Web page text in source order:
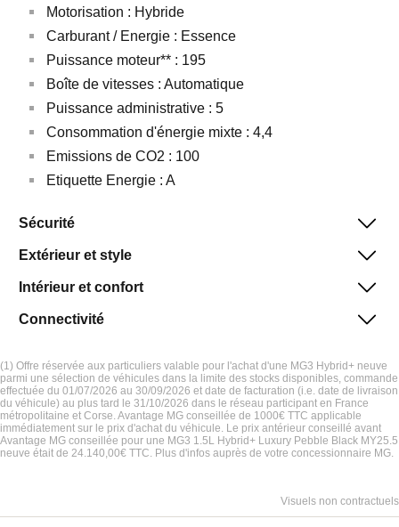
Motorisation : Hybride
Carburant / Energie : Essence
Puissance moteur** : 195
Boîte de vitesses : Automatique
Puissance administrative : 5
Consommation d'énergie mixte : 4,4
Emissions de CO2 : 100
Etiquette Energie : A
(1) Offre réservée aux particuliers valable pour l'achat d'une MG3 Hybrid+ neuve
parmi une sélection de véhicules dans la limite des stocks disponibles, commande
effectuée du 01/07/2026 au 30/09/2026 et date de facturation (i.e. date de livraison
du véhicule) au plus tard le 31/10/2026 dans le réseau participant en France
métropolitaine et Corse. Avantage MG conseillée de 1000€ TTC applicable
immédiatement sur le prix d'achat du véhicule. Le prix antérieur conseillé avant
Avantage MG conseillée pour une MG3 1.5L Hybrid+ Luxury Pebble Black MY25.5
neuve était de 24.140,00€ TTC. Plus d'infos auprès de votre concessionnaire MG.
Visuels non contractuels